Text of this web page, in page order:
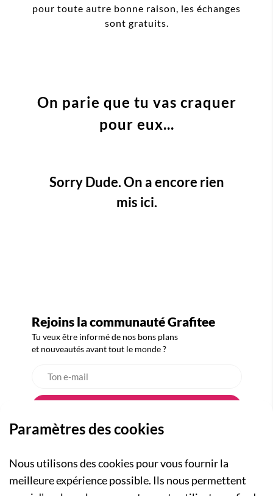
pour toute autre bonne raison, les échanges
sont gratuits.
On parie que tu vas craquer
pour eux...
Sorry Dude. On a encore rien
mis ici.
Rejoins la communauté Grafitee
Tu veux être informé de nos bons plans
et nouveautés avant tout le monde ?
Paramètres des cookies
Nous utilisons des cookies pour vous fournir la
meilleure expérience possible. Ils nous permettent